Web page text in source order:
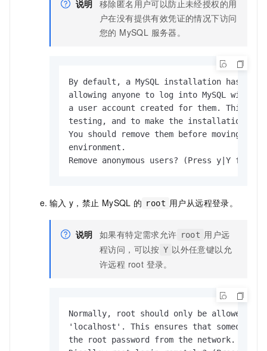
说明
移除匿名用户可以防止未经授权的用
户在没有提供有效凭证的情况下访问
您的 MySQL 服务器。
By default, a MySQL installation has an
allowing anyone to log into MySQL
a user account created for them. This is
testing, and to make the installation go
You should remove them before moving
environment.
Remove anonymous users? (Press y|Y for
输入 y，禁止 MySQL 的 root 用户从远程登录。
说明 如果有特定需求允许 root 用户远
程访问，可以按 Y 以外任意键以允
许远程 root 登录。
Normally, root should only be allowed to
'localhost'. This ensures that someone
the root password from the network.